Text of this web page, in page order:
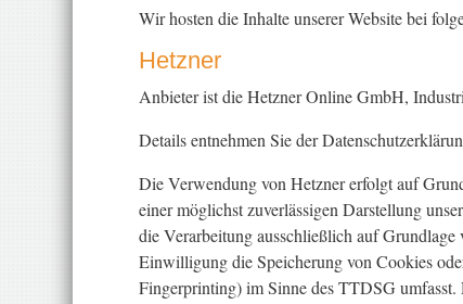
Wir hosten die Inhalte unserer Website bei
Hetzner
Anbieter ist die Hetzner Online GmbH,
Details entnehmen Sie der
Die Verwendung von Hetzner erfolgt auf
einer möglichst zuverlässigen Darstellung
die Verarbeitung ausschließlich auf
Einwilligung die Speicherung von Cookies
Fingerprinting) im Sinne des TTDSG